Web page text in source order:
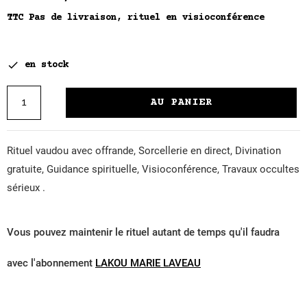
TTC Pas de livraison, rituel en visioconférence
 en stock
AU PANIER
Rituel vaudou avec offrande, Sorcellerie en direct, Divination
gratuite, Guidance spirituelle, Visioconférence, Travaux occultes
sérieux .
Vous pouvez maintenir le rituel autant de temps qu'il faudra
avec l'abonnement LAKOU MARIE LAVEAU